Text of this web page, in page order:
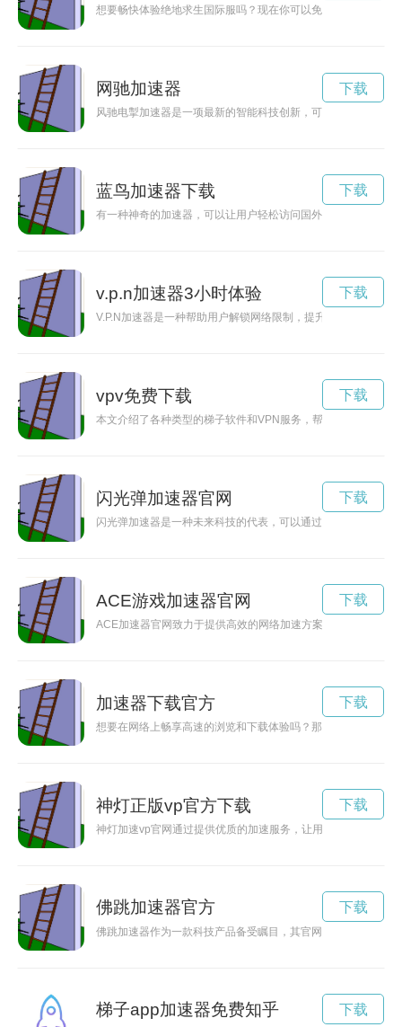
想要畅快体验绝地求生国际服吗？现在你可以免费下载加速器，
网驰加速器
风驰电掣加速器是一项最新的智能科技创新，可以帮助汽车在
下载
蓝鸟加速器下载
有一种神奇的加速器，可以让用户轻松访问国外网站，感受到
下载
v.p.n加速器3小时体验
V.P.N加速器是一种帮助用户解锁网络限制，提升网络速度的工
下载
vpv免费下载
本文介绍了各种类型的梯子软件和VPN服务，帮助用户更安全
下载
闪光弹加速器官网
闪光弹加速器是一种未来科技的代表，可以通过加速器的作用
下载
ACE游戏加速器官网
ACE加速器官网致力于提供高效的网络加速方案，帮助用户解
下载
加速器下载官方
想要在网络上畅享高速的浏览和下载体验吗？那就赶快下载一
下载
神灯正版vp官方下载
神灯加速vp官网通过提供优质的加速服务，让用户在浏览网页
下载
佛跳加速器官方
佛跳加速器作为一款科技产品备受瞩目，其官网是人们了解及
下载
梯子app加速器免费知乎 下载